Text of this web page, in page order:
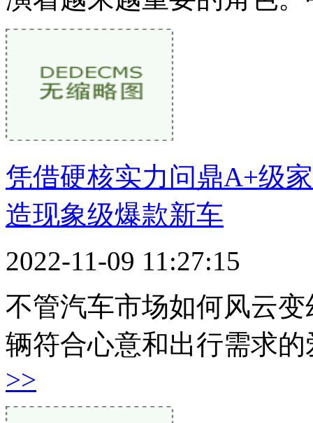
凭借硬核实力问鼎A+级
造现象级爆款新车
2022-11-09 11:27:15
不管汽车市场如何风云
辆符合心意和出行需求
>>